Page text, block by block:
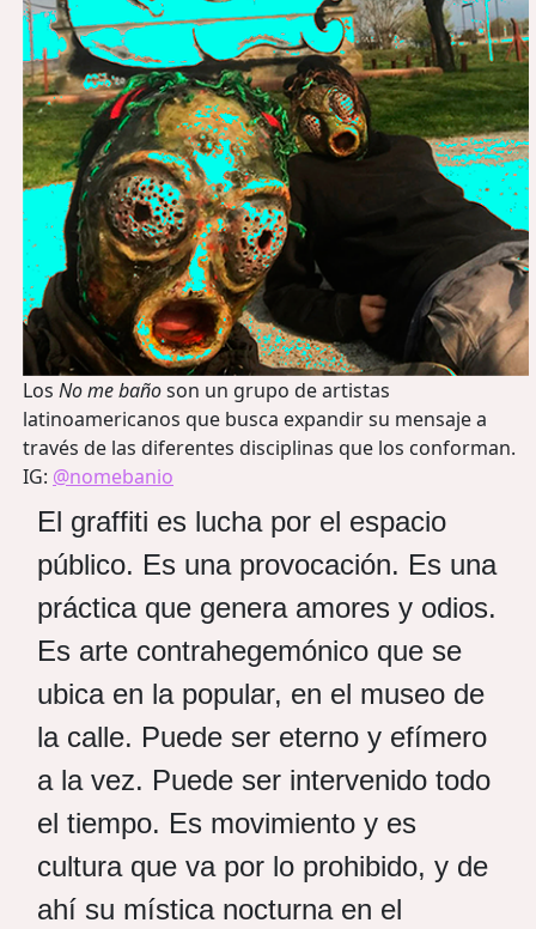
Los No me bañoson un grupo de artistas
latinoamericanos que busca expandir su mensaje a
través de las diferentes disciplinas que los conforman.
IG: @nomebanio
El graffiti es lucha por el espacio
público. Es una provocación. Es una
práctica que genera amores y odios.
Es arte contrahegemónico que se
ubica en la popular, en el museo de
la calle. Puede ser eterno y efímero
a la vez. Puede ser intervenido todo
el tiempo. Es movimiento y es
cultura que va por lo prohibido, y de
ahí su mística nocturna en el